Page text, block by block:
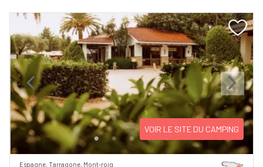
Previous Next
VOIR LE SITE DU CAMPING
Espagne, Tarragone, Mont-roig